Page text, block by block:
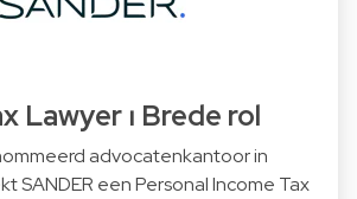
Lawyer ⏐ Brede rol
advocatenkantoor in
SANDER een Personal Income Tax